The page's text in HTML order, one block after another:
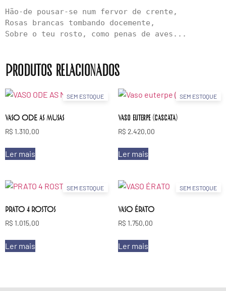
Hão-de pousar-se num fervor de crente,
Rosas brancas tombando docemente,
Sobre o teu rosto, como penas de aves...
Produtos relacionados
SEM ESTOQUE
VASO ODE AS MUSAS
R$ 1.310,00
Ler mais
SEM ESTOQUE
Vaso euterpe (cascata)
R$ 2.420,00
Ler mais
SEM ESTOQUE
PRATO 4 ROSTOS
R$ 1.015,00
Ler mais
SEM ESTOQUE
VASO ÉRATO
R$ 1.750,00
Ler mais